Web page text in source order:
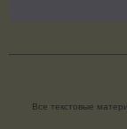
Все текстовые